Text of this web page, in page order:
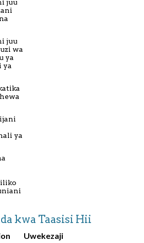
juu
juu
wa
ya
ya
ya
kwa Taasisi Hii
Uwekezaji